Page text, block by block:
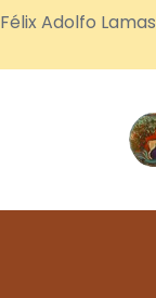
Félix Adolfo Lamas